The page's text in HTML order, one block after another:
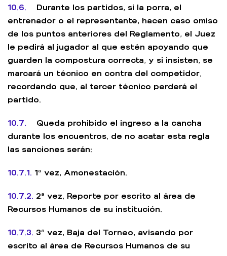
10.6. Durante los partidos, si la porra, el
entrenador o el representante, hacen caso omiso
de los puntos anteriores del Reglamento, el Juez
le pedirá al jugador al que estén apoyando que
guarden la compostura correcta, y si insisten, se
marcará un técnico en contra del competidor,
recordando que, al tercer técnico perderá el
partido.
10.7. Queda prohibido el ingreso a la cancha
durante los encuentros, de no acatar esta regla
las sanciones serán:
10.7.1. 1ª vez, Amonestación.
10.7.2. 2ª vez, Reporte por escrito al área de
Recursos Humanos de su institución.
10.7.3. 3ª vez, Baja del Torneo, avisando por
escrito al área de Recursos Humanos de su